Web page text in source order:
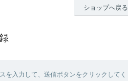
ショップへ戻る
を入力して、送信ボタンをクリックしてく